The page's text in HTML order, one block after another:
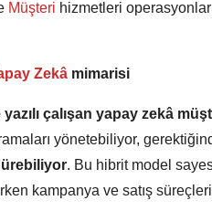
Müşteri hizmetleri
Zekâ mimarisi
çalışan yapay zekâ
yönetebiliyor,
. Bu hibrit model
kampanya ve satış